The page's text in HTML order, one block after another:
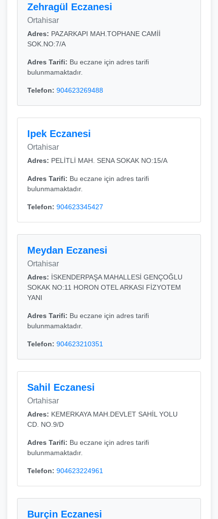
Zehragül Eczanesi
Ortahisar
Adres: PAZARKAPI MAH.TOPHANE CAMİİ
SOK.NO:7/A
Adres Tarifi: Bu eczane için adres tarifi
bulunmamaktadır.
Telefon: 904623269488
Ipek Eczanesi
Ortahisar
Adres: PELİTLİ MAH. SENA SOKAK NO:15/A
Adres Tarifi: Bu eczane için adres tarifi
bulunmamaktadır.
Telefon: 904623345427
Meydan Eczanesi
Ortahisar
Adres: İSKENDERPAŞA MAHALLESİ GENÇOĞLU
SOKAK NO:11 HORON OTEL ARKASI FİZYOTEM
YANI
Adres Tarifi: Bu eczane için adres tarifi
bulunmamaktadır.
Telefon: 904623210351
Sahil Eczanesi
Ortahisar
Adres: KEMERKAYA MAH.DEVLET SAHİL YOLU
CD. NO.9/D
Adres Tarifi: Bu eczane için adres tarifi
bulunmamaktadır.
Telefon: 904623224961
Burçin Eczanesi